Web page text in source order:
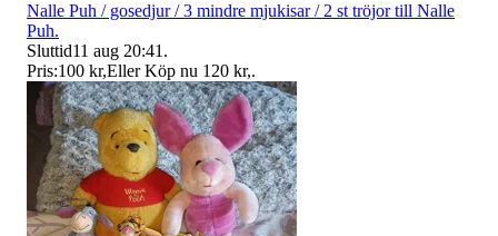
Nalle Puh / gosedjur / 3 mindre mjukisar / 2 st tröjor till Nalle
Puh.
Sluttid11 aug 20:41 .
Pris:100 kr,Eller Köp nu 120 kr,.